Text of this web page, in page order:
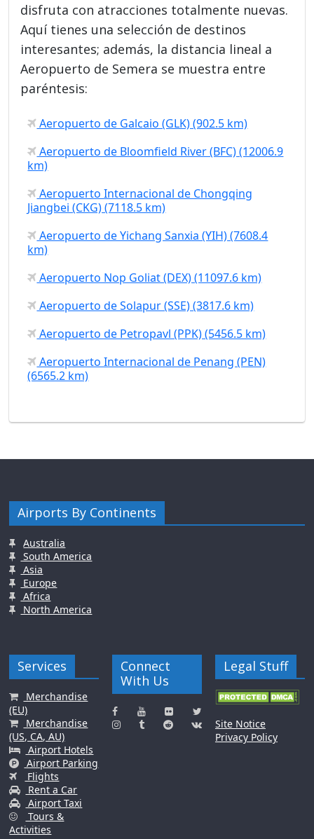
disfruta con atracciones totalmente nuevas.
Aquí tienes una selección de destinos
interesantes; además, la distancia lineal a
Aeropuerto de Semera se muestra entre
paréntesis:
Aeropuerto de Galcaio (GLK) (902.5 km)
Aeropuerto de Bloomfield River (BFC) (12006.9
km)
Aeropuerto Internacional de Chongqing
Jiangbei (CKG) (7118.5 km)
Aeropuerto de Yichang Sanxia (YIH) (7608.4
km)
Aeropuerto Nop Goliat (DEX) (11097.6 km)
Aeropuerto de Solapur (SSE) (3817.6 km)
Aeropuerto de Petropavl (PPK) (5456.5 km)
Aeropuerto Internacional de Penang (PEN)
(6565.2 km)
Airports By Continents
Australia
South America
Asia
Europe
Africa
North America
Services
Merchandise
(EU)
Merchandise
(US, CA, AU)
Airport Hotels
Airport Parking
Flights
Rent a Car
Airport Taxi
Tours &
Activities
Connect
With Us
Legal Stuff
Site Notice
Privacy Policy